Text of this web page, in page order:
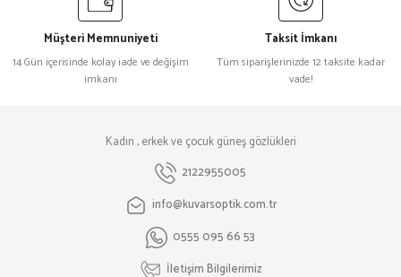
Müşteri Memnuniyeti
14 Gün içerisinde kolay iade ve değişim
imkanı
Taksit İmkanı
Tüm siparişlerinizde 12 taksite kadar
vade!
Kadın , erkek ve çocuk güneş gözlükleri
2122955005
info@kuvarsoptik.com.tr
0555 095 66 53
İletişim Bilgilerimiz